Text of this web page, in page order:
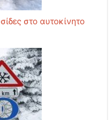
στο αυτοκίνητο